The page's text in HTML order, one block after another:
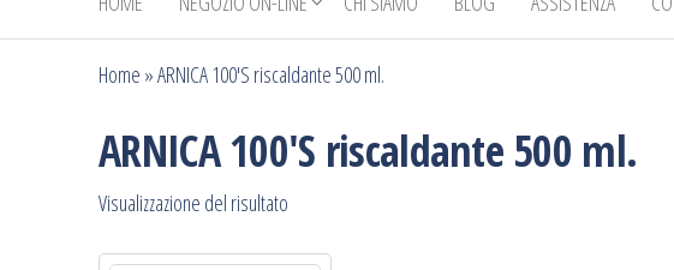
Home »ARNICA 100'S riscaldante 500 ml.
ARNICA 100'S riscaldante 500 ml.
Visualizzazione del risultato